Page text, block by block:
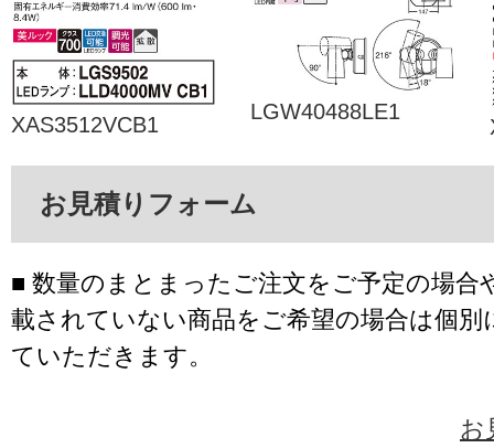
XAS3512VCB1
LGW40488LE1
お見積りフォーム
■ 数量のまとまったご注文をご予定の場合
載されていない商品をご希望の場合は個別
ていただきます。
お